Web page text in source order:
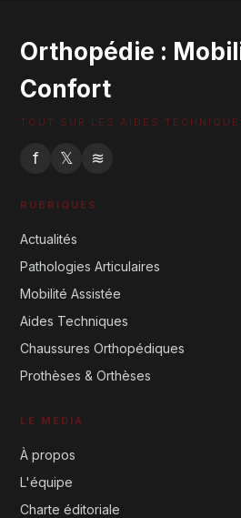
Orthopédie :
Confort
TOUT SUR LES AIDES
f 𝕏 ≋
RUBRIQUES
Actualités
Pathologies Articulaires
Mobilité Assistée
Aides Techniques
Chaussures Orthopédiques
Prothèses & Orthèses
LE MÉDIA
À propos
L'équipe
Charte éditoriale